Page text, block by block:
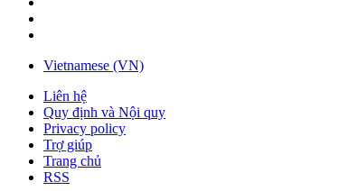
Vietnamese (VN)
Liên hệ
Quy định và Nội quy
Privacy policy
Trợ giúp
Trang chủ
RSS